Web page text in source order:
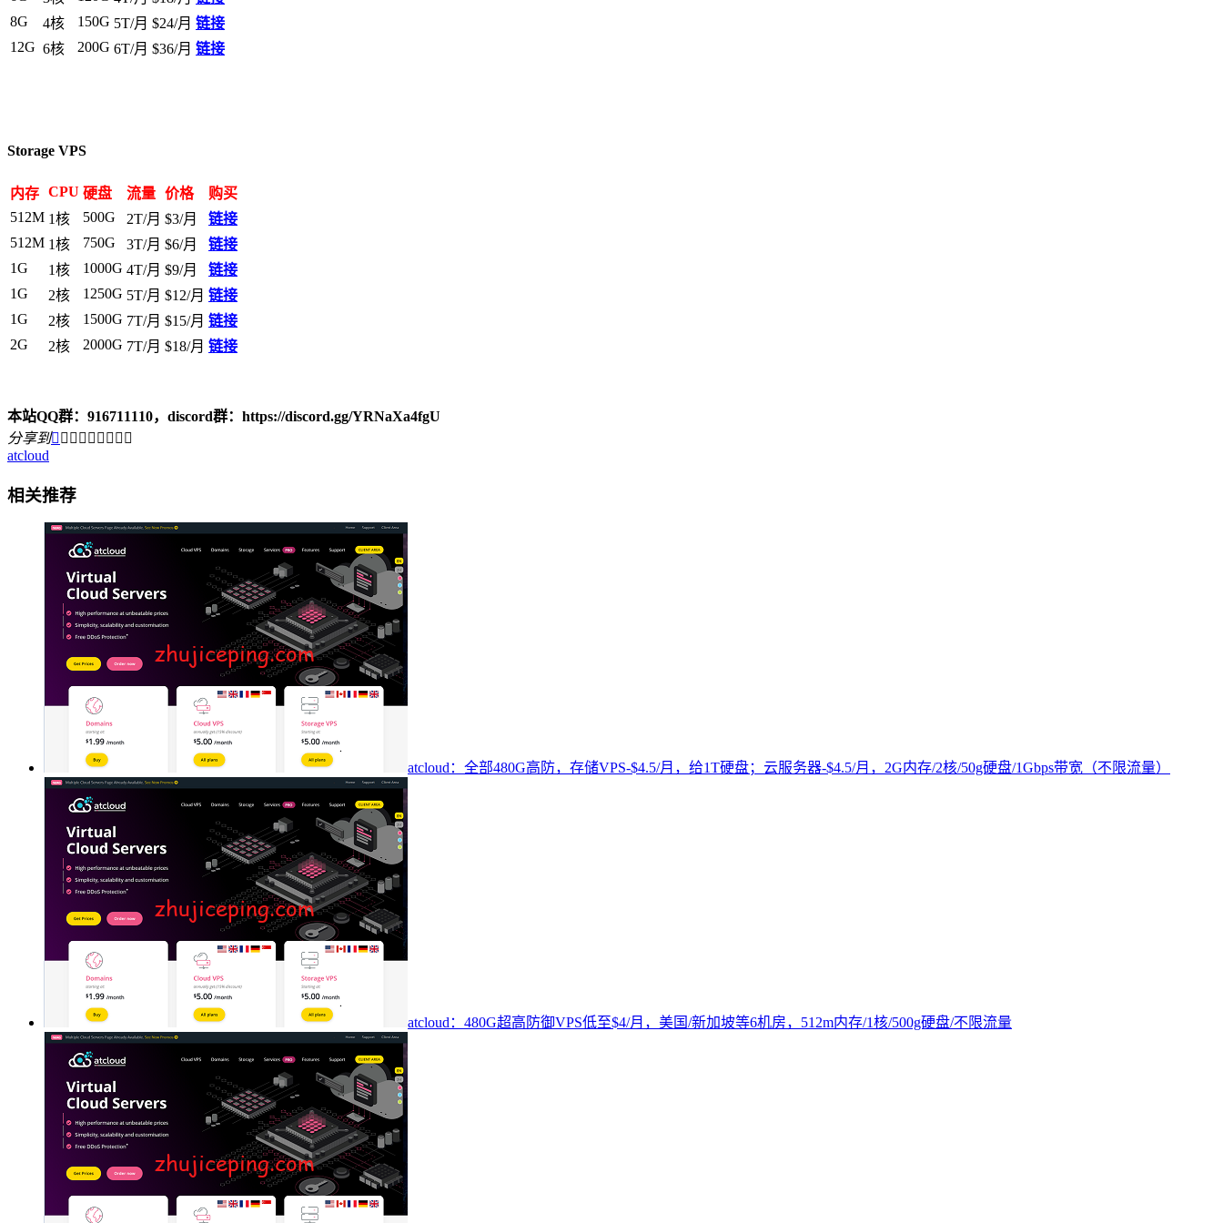
8G
4核 150G 5T/月 $24/月 链接
12G 6核 200G 6T/月 $36/月 链接
Storage VPS
内存 CPU 硬盘 流量 价格
购买
512M 1核 500G 2T/月 $3/月
链接
512M 1核 750G 3T/月 $6/月
链接
1G
1核 1000G 4T/月 $9/月
链接
1G
2核 1250G 5T/月 $12/月 链接
1G
2核 1500G 7T/月 $15/月 链接
2G
2核 2000G 7T/月 $18/月 链接
本站QQ群：916711110，discord群：https://discord.gg/YRNaXa4fgU
分享到        
atcloud
相关推荐
atcloud：全部480G高防，存储VPS-$4.5/月，给1T硬盘；云服务器-$4.5/月，2G内存/2核/50g硬盘/1Gbps带宽（不限流量）
atcloud：480G超高防御VPS低至$4/月，美国/新加坡等6机房，512m内存/1核/500g硬盘/不限流量